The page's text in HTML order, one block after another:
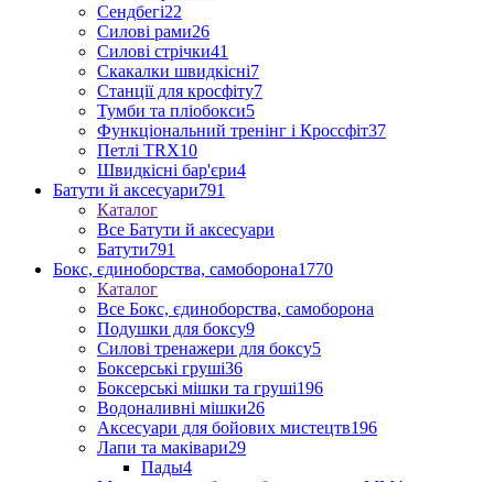
Сендбегі22
Силові рами26
Силові стрічки41
Скакалки швидкісні7
Станції для кросфіту7
Тумби та пліобокси5
Функціональний тренінг і Кроссфіт37
Петлі TRX10
Швидкісні бар'єри4
Батути й аксесуари791
Каталог
Все Батути й аксесуари
Батути791
Бокс, єдиноборства, самоборона1770
Каталог
Все Бокс, єдиноборства, самоборона
Подушки для боксу9
Силові тренажери для боксу5
Боксерські груші36
Боксерські мішки та груші196
Водоналивні мішки26
Аксесуари для бойових мистецтв196
Лапи та маківари29
Пады4